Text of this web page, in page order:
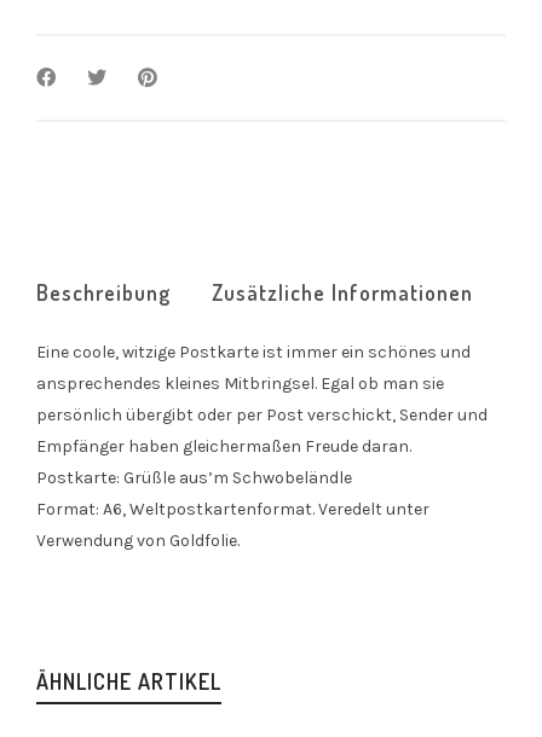
Beschreibung Zusätzliche Informationen
Eine coole, witzige Postkarte ist immer ein schönes und
ansprechendes kleines Mitbringsel. Egal ob man sie
persönlich übergibt oder per Post verschickt, Sender und
Empfänger haben gleichermaßen Freude daran.
Postkarte: Grüßle aus’m Schwobeländle
Format: A6, Weltpostkartenformat. Veredelt unter
Verwendung von Goldfolie.
ÄHNLICHE ARTIKEL